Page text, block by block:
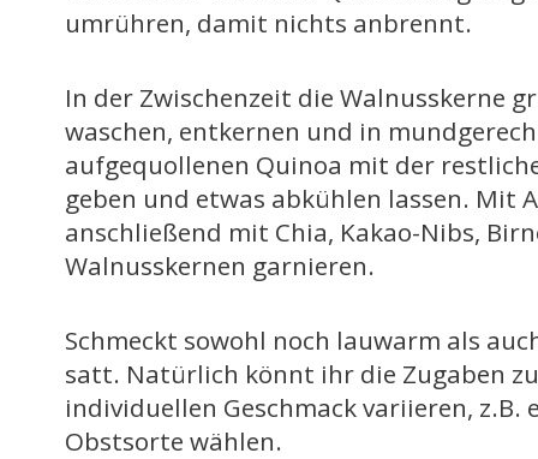
umrühren, damit nichts anbrennt.
In der Zwischenzeit die Walnusskerne
waschen, entkernen und in
aufgequollenen Quinoa mit der
geben und etwas abkühlen lassen. Mit
anschließend mit Chia, Kakao-Nibs,
Walnusskernen garnieren.
Schmeckt sowohl noch lauwarm als
satt. Natürlich könnt ihr die Zugaben
individuellen Geschmack variieren, z.B.
Obstsorte wählen.